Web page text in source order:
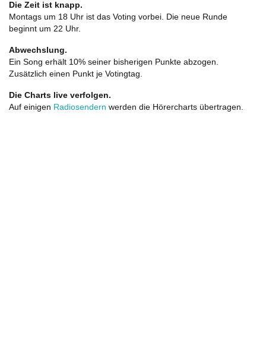
Die Zeit ist knapp.
Montags um 18 Uhr ist das Voting vorbei. Die neue Runde
beginnt um 22 Uhr.
Abwechslung.
Ein Song erhält 10% seiner bisherigen Punkte abzogen.
Zusätzlich einen Punkt je Votingtag.
Die Charts live verfolgen.
Auf einigen Radiosendern werden die Hörercharts übertragen.